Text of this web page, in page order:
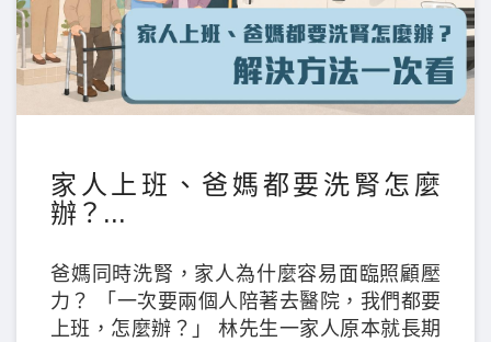
家人上班、爸媽都要洗腎怎麼
辦？...
爸媽同時洗腎，家人為什麼容易面臨照顧壓
力？ 「一次要兩個人陪著去醫院，我們都要
上班，怎麼辦？」 林先生一家人原本就長期